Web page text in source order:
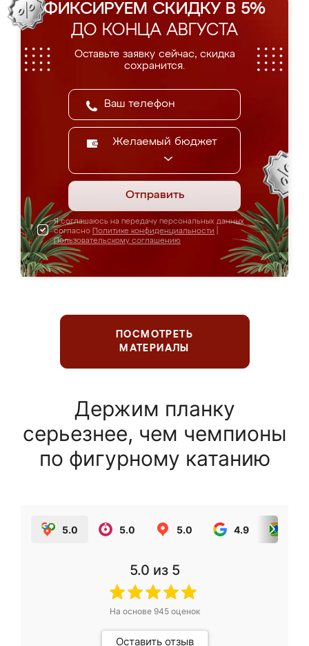
ФИКСИРУЕМ СКИДКУ В 5%
ДО КОНЦА АВГУСТА
Оставьте заявку сейчас, скидка
сохранится.
Желаемый бюджет
Отправить
Я соглашаюсь на передачу персональных данных
согласно Политике конфиденциальности
Пользовательскому соглашению
ПОСМОТРЕТЬ
МАТЕРИАЛЫ
Держим планку
серьезнее, чем чемпионы
по фигурному катанию
5.0 5.0 5.0 4.9
5.0 из 5
На основе 945оценок
Оставить отзыв